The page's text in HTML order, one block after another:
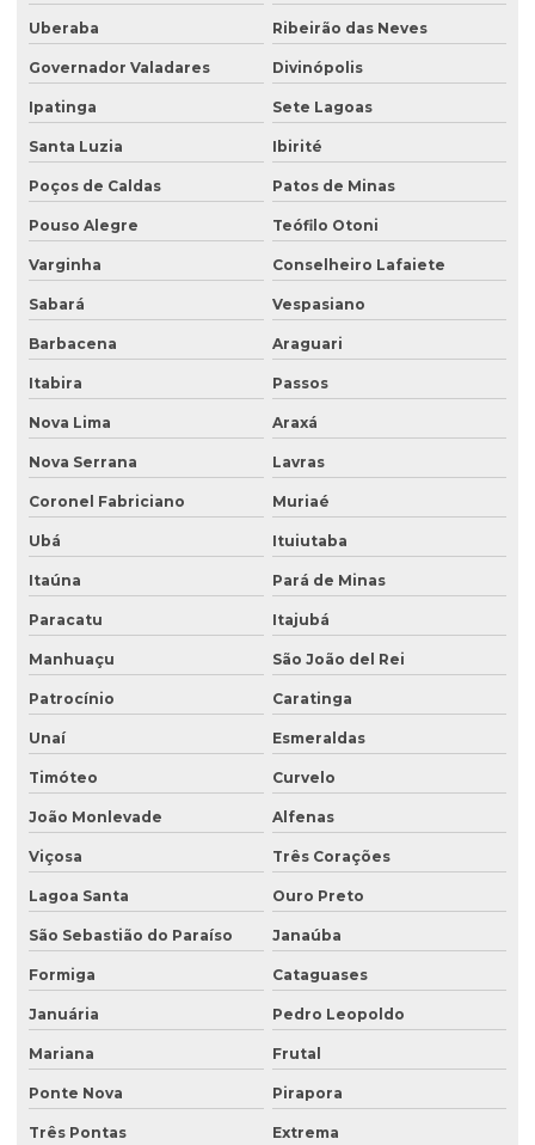
Desativação de tanque de combustível subterrâneo
Empresa de análise de água
Empresa de análise granulométrica do solo
Empresa de análise de solo
Empresa de análise de solo e sedimento
Empresa coleta de efluentes
Empresa de ensaio percolação do solo
Empresa de ensaio de permeabilidade do solo
Empresa de ensaios de solos
Empresa especialista em sondagens de solo
Empresa especializada em consultoria ambiental
Empresa que faz análise de água
Empresa que faz análise de solo
Empresa de retirada de tanque subterrâneo
Empresa de retirada de tanques
Empresa de sondagem ambiental
Empresa sondagem de solo
Empresas de consultoria ambiental
Empresas de consultoria meio ambiente
Empresas que fazem análise de água
Ensaio percolação do solo
Ensaio triaxial de solos
Escritório de consultoria ambiental
Estudo hidrogeológico
Estudo hidrológico
Uberaba Ribeirão das Neves
Governador Valadares Divinópolis
Ipatinga Sete Lagoas
Santa Luzia Ibirité
Poços de Caldas Patos de Minas
Pouso Alegre Teófilo Otoni
Varginha Conselheiro Lafaiete
Sabará Vespasiano
Barbacena Araguari
Itabira Passos
Nova Lima Araxá
Nova Serrana Lavras
Coronel Fabriciano Muriaé
Ubá Ituiutaba
Itaúna Pará de Minas
Paracatu Itajubá
Manhuaçu São João del Rei
Patrocínio Caratinga
Unaí Esmeraldas
Timóteo Curvelo
João Monlevade Alfenas
Viçosa Três Corações
Lagoa Santa Ouro Preto
São Sebastião do Paraíso Janaúba
Formiga Cataguases
Januária Pedro Leopoldo
Mariana Frutal
Ponte Nova Pirapora
Três Pontas Extrema